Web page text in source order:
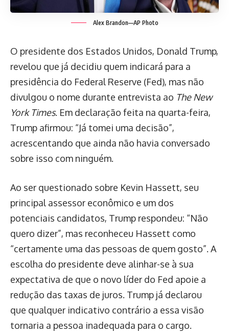
Alex Brandon—AP Photo
O presidente dos Estados Unidos, Donald Trump,
revelou que já decidiu quem indicará para a
presidência do Federal Reserve (Fed), mas não
divulgou o nome durante entrevista ao The New
York Times. Em declaração feita na quarta-feira,
Trump afirmou: “Já tomei uma decisão”,
acrescentando que ainda não havia conversado
sobre isso com ninguém.
Ao ser questionado sobre Kevin Hassett, seu
principal assessor econômico e um dos
potenciais candidatos, Trump respondeu: “Não
quero dizer”, mas reconheceu Hassett como
“certamente uma das pessoas de quem gosto”. A
escolha do presidente deve alinhar-se à sua
expectativa de que o novo líder do Fed apoie a
redução das taxas de juros. Trump já declarou
que qualquer indicativo contrário a essa visão
tornaria a pessoa inadequada para o cargo.